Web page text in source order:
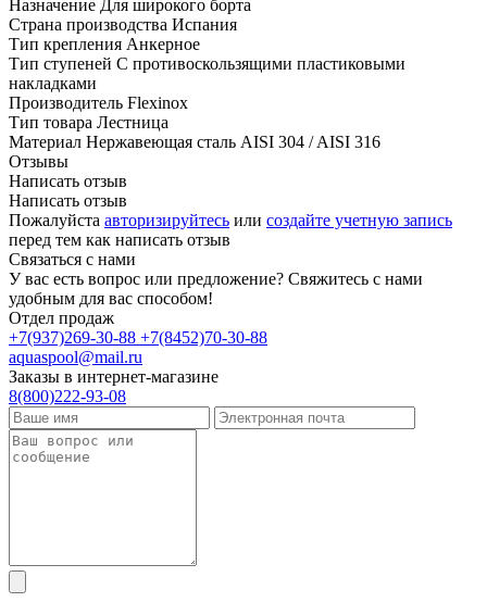
Назначение Для широкого борта
Страна производства Испания
Тип крепления Анкерное
Тип ступеней С противоскользящими пластиковыми
накладками
Производитель Flexinox
Тип товара Лестница
Материал Нержавеющая сталь AISI 304 / AISI 316
Отзывы
Написать отзыв
Написать отзыв
Пожалуйста авторизируйтесь или создайте учетную запись
перед тем как написать отзыв
Связаться с нами
У вас есть вопрос или предложение? Свяжитесь с нами
удобным для вас способом!
Отдел продаж
+7(937)269-30-88 +7(8452)70-30-88
aquaspool@mail.ru
Заказы в интернет-магазине
8(800)222-93-08